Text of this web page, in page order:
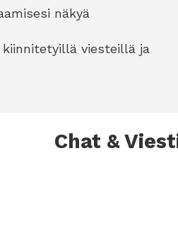
näkyä
viesteillä ja
Chat &